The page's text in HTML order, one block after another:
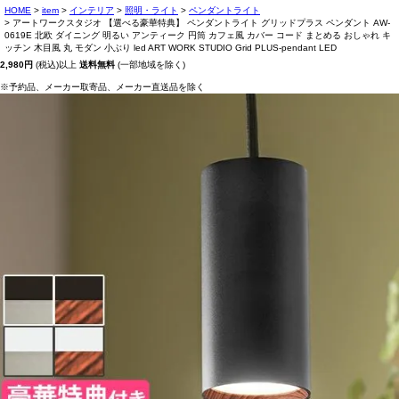
HOME item インテリア 照明・ライト
ペンダントライト
アートワークスタジオ 【選べる豪華特典】 ペンダントライト グリッドプラス ペンダント AW-
0619E 北欧 ダイニング 明るい アンティーク 円筒 カフェ風 カバー コード まとめる おしゃれ キ
ッチン 木目風 丸 モダン 小ぶり led ART WORK STUDIO Grid PLUS-pendant LED
2,980円 (税込)以上 送料無料 (一部地域を除く)
※予約品、メーカー取寄品、メーカー直送品を除く